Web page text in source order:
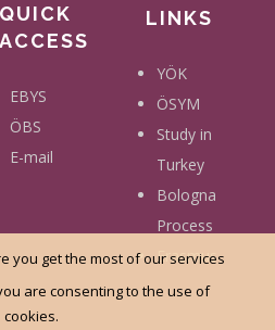
QUICK
ACCESS
EBYS
ÖBS
E-mail
LINKS
YÖK
ÖSYM
Study in
Turkey
Bologna
Process
Erasmus
you get the most of our services
are consenting to the use of
cookies.